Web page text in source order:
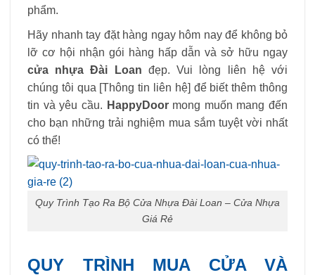
phẩm.
Hãy nhanh tay đặt hàng ngay hôm nay để không bỏ
lỡ cơ hội nhận gói hàng hấp dẫn và sở hữu ngay
cửa nhựa Đài Loan đẹp. Vui lòng liên hệ với
chúng tôi qua [Thông tin liên hệ] để biết thêm thông
tin và yêu cầu. HappyDoormong muốn mang đến
cho bạn những trải nghiệm mua sắm tuyệt vời nhất
có thể!
Quy Trình Tạo Ra Bộ Cửa Nhựa Đài Loan – Cửa Nhựa
Giá Rẻ
QUY TRÌNH MUA CỬA VÀ